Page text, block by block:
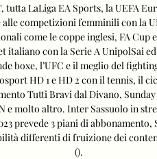
tutta LaLiga EA Sports, la UEFA
competizioni femminili con la
come le coppe inglesi, FA Cup
italiano con la Serie A UnipolSai
boxe, l’UFC e il meglio del
HD 1 e HD 2 con il tennis, il
Tutti Bravi dal Divano, Sunday
e molto altro. Inter Sassuolo in
prevede 3 piani di abbonamento,
differenti di fruizione dei
().